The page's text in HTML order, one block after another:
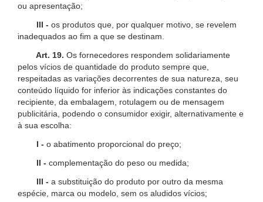
ou apresentação;
III - os produtos que, por qualquer motivo, se revelem
inadequados ao fim a que se destinam.
Art. 19. Os fornecedores respondem solidariamente
pelos vícios de quantidade do produto sempre que,
respeitadas as variações decorrentes de sua natureza, seu
conteúdo líquido for inferior às indicações constantes do
recipiente, da embalagem, rotulagem ou de mensagem
publicitária, podendo o consumidor exigir, alternativamente e
à sua escolha:
I - o abatimento proporcional do preço;
II - complementação do peso ou medida;
III - a substituição do produto por outro da mesma
espécie, marca ou modelo, sem os aludidos vícios;